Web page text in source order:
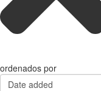
ordenados por
Date added